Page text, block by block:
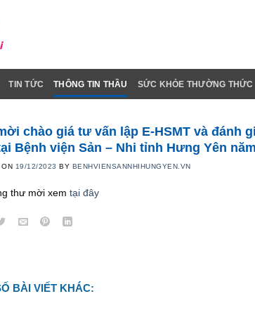
TIN TỨC THÔNG TIN THẦU SỨC KHỎE THƯỜNG THỨC
chào giá tư vấn lập E-HSMT và đánh
Bệnh viện Sản – Nhi tỉnh Hưng Yên
ON 19/12/2023 BY BENHVIENSANNHIHUNGYEN.VN
thư mời xem tại đây
BÀI VIẾT KHÁC: